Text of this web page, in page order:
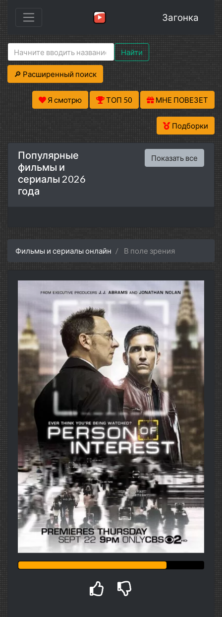
Загонка
Найти
🔎 Расширенный поиск
Я смотрю ТОП 50 МНЕ ПОВЕЗЕТ
Подборки
Популярные
фильмы и
сериалы 2026
года
Показать все
Фильмы и сериалы онлайн В поле зрения